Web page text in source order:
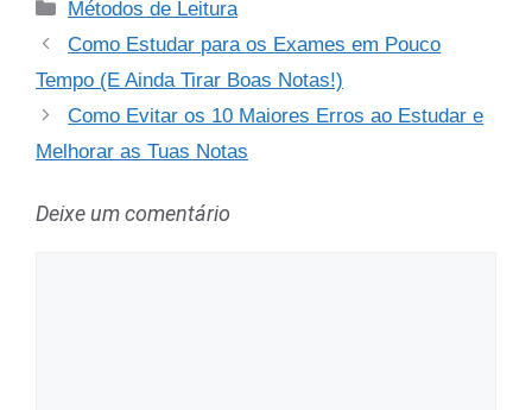
Categorias
Métodos de Leitura
Como Estudar para os Exames em Pouco
Tempo (E Ainda Tirar Boas Notas!)
Como Evitar os 10 Maiores Erros ao Estudar e
Melhorar as Tuas Notas
Deixe um comentário